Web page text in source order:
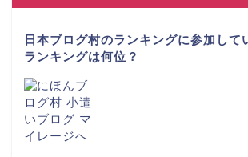
日本ブログ村のランキングに参加して
ランキングは何位？